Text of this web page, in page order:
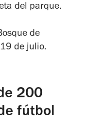
del parque.
de
de julio.
200
fútbol